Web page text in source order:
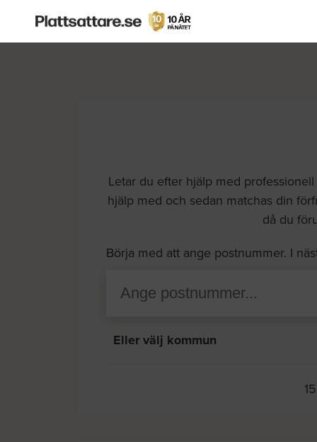
Letar du efter hjälp med
hjälp med och sedan matchas din
då du
Börja med att ange postnummer. I
Eller välj kommun